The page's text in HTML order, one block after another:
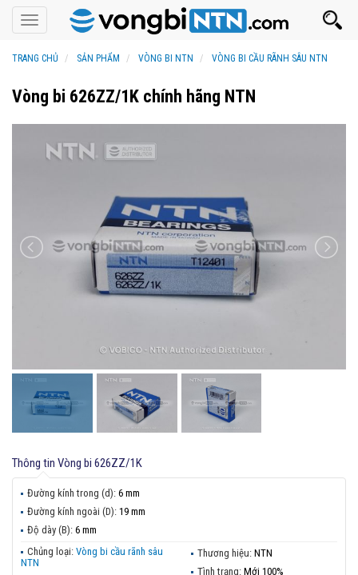
Toggle
navigation
TRANG CHỦ SẢN PHẨM VÒNG BI NTN VÒNG BI CẦU RÃNH SÂU NTN
Vòng bi 626ZZ/1K chính hãng NTN
Thông tin Vòng bi 626ZZ/1K
Đường kính trong (d): 6 mm
Đường kính ngoài (D): 19 mm
Độ dày (B): 6 mm
Chủng loại: Vòng bi cầu rãnh sâu
NTN
Thương hiệu: NTN
Tình trạng: Mới 100%